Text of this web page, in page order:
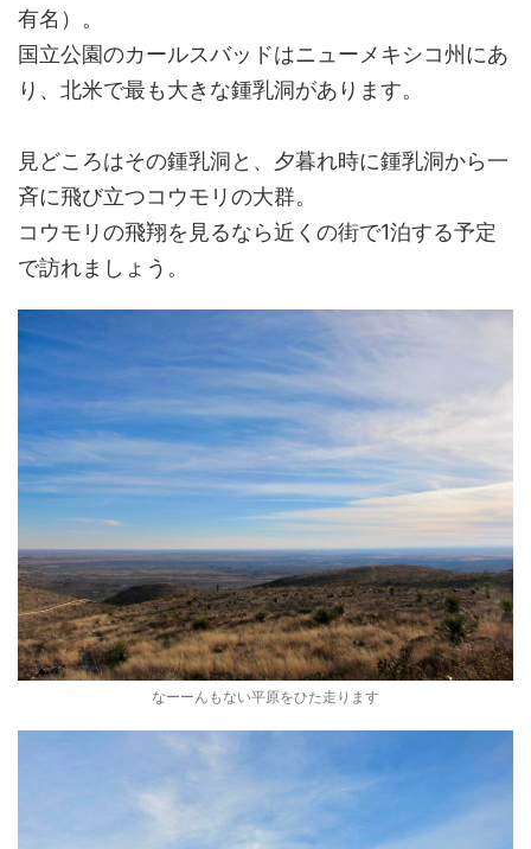
有名）。
国立公園のカールスバッドはニューメキシコ州にあ
り、北米で最も大きな鍾乳洞があります。
見どころはその鍾乳洞と、夕暮れ時に鍾乳洞から一
斉に飛び立つコウモリの大群。
コウモリの飛翔を見るなら近くの街で1泊する予定
で訪れましょう。
なーーんもない平原をひた走ります